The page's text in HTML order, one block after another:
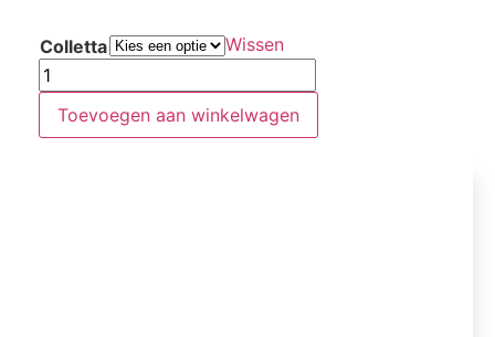
Colletta Wissen
Toevoegen aan winkelwagen